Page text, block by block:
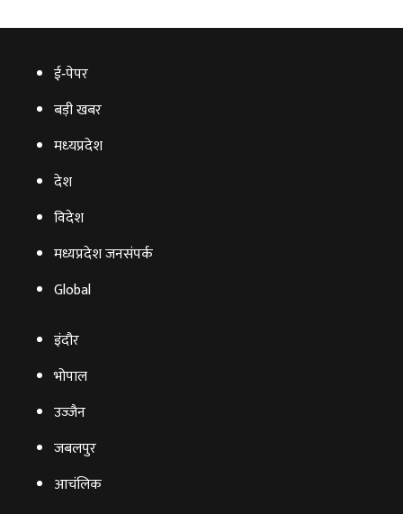
ई‑पेपर
बड़ी खबर
मध्‍यप्रदेश
देश
विदेश
मध्यप्रदेश जनसंपर्क
Global
इंदौर
भोपाल
उज्‍जैन
जबलपुर
आचंलिक